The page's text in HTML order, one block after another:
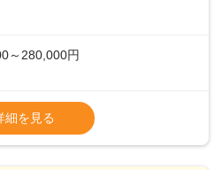
ました！また、配膳ロボットに
ーメーション）の取り組みを進
き方を提供し、ライフステージ
働きやすい環境を整えていま
～280,000円
支給
て応相談①ナショナル社員：月
～②エリア社員 ：月給
細を見る